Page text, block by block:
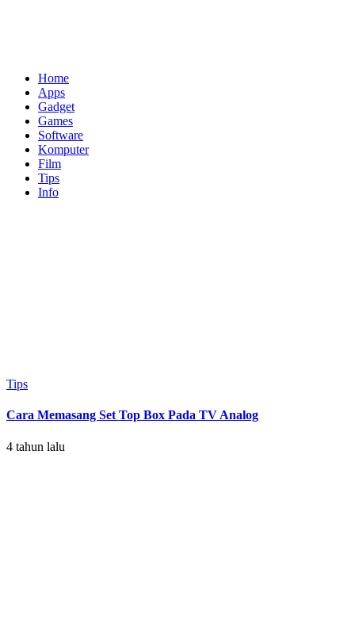
Home
Apps
Gadget
Games
Software
Komputer
Film
Tips
Info
Tips
Cara Memasang Set Top Box Pada TV Analog
4 tahun lalu